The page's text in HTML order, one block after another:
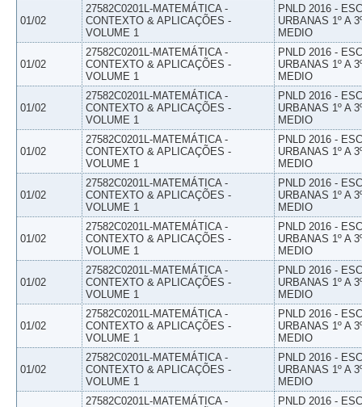
01/02
27582C0201L-MATEMÁTICA -
CONTEXTO & APLICAÇÕES -
VOLUME 1
PNLD 2016 -
URBANAS 1º A
MEDIO
01/02
27582C0201L-MATEMÁTICA -
CONTEXTO & APLICAÇÕES -
VOLUME 1
PNLD 2016 -
URBANAS 1º A
MEDIO
01/02
27582C0201L-MATEMÁTICA -
CONTEXTO & APLICAÇÕES -
VOLUME 1
PNLD 2016 -
URBANAS 1º A
MEDIO
01/02
27582C0201L-MATEMÁTICA -
CONTEXTO & APLICAÇÕES -
VOLUME 1
PNLD 2016 -
URBANAS 1º A
MEDIO
01/02
27582C0201L-MATEMÁTICA -
CONTEXTO & APLICAÇÕES -
VOLUME 1
PNLD 2016 -
URBANAS 1º A
MEDIO
01/02
27582C0201L-MATEMÁTICA -
CONTEXTO & APLICAÇÕES -
VOLUME 1
PNLD 2016 -
URBANAS 1º A
MEDIO
01/02
27582C0201L-MATEMÁTICA -
CONTEXTO & APLICAÇÕES -
VOLUME 1
PNLD 2016 -
URBANAS 1º A
MEDIO
01/02
27582C0201L-MATEMÁTICA -
CONTEXTO & APLICAÇÕES -
VOLUME 1
PNLD 2016 -
URBANAS 1º A
MEDIO
01/02
27582C0201L-MATEMÁTICA -
CONTEXTO & APLICAÇÕES -
VOLUME 1
PNLD 2016 -
URBANAS 1º A
MEDIO
27582C0201L-MATEMÁTICA -
PNLD 2016 -